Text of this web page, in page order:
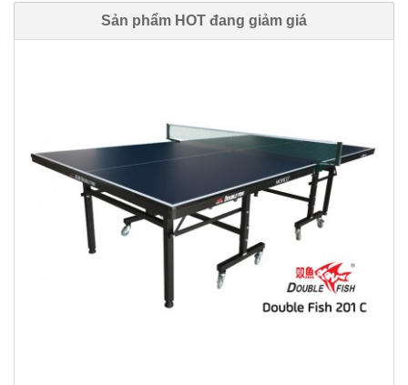
Sản phẩm HOT đang giảm giá